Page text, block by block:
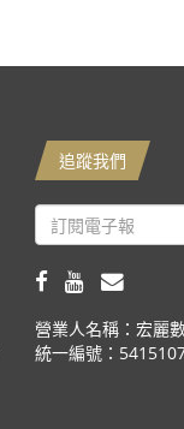
追蹤我們
營業人名稱：宏麗
統一編號：